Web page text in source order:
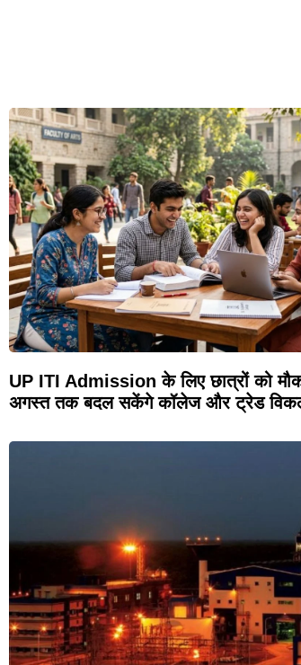
UP ITI Admission के लिए छात्रों को
अगस्त तक बदल सकेंगे कॉलेज और ट्रेड